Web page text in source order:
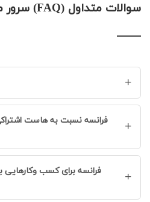
سوالات متداول (FAQ) سرور مجازی فرانسه
+
+
+